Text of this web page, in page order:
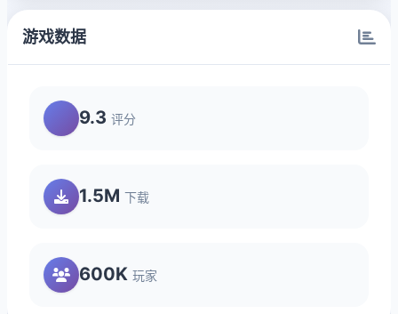
游戏数据
9.3 评分
1.5M 下载
600K 玩家